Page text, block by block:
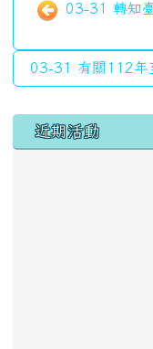
03-31 轉知
03-31 有關112年
左邊區域內容
近期活動